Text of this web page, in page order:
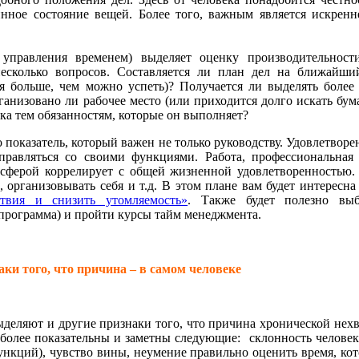
состояние вещей. Более того, важным является
временем) выделяет оценку
вопросов. Составляется ли план дел на
больше, чем можно успеть)? Получается ли выделять
ли рабочее место (или приходится долго искать
тем обязанностям, которые он выполняет?
который важен не только руководству.
со своими функциями. Работа, профессиональная
коррелирует с общей жизненной
себя и т.д. В этом плане вам будет
и снизить утомляемость». Также будет полезно
и пройти курсы тайм менеджмента.
того, что причина – в самом человеке
и другие признаки того, что причина хронической
показательны и заметны следующие: склонность
чувство вины, неумение правильно оценить время,